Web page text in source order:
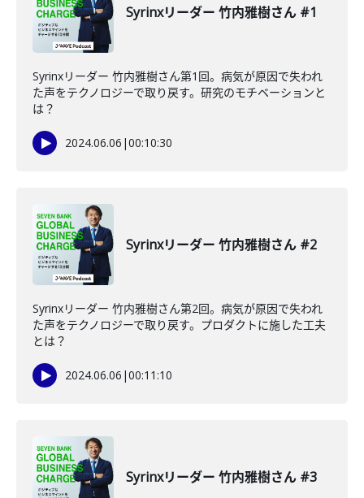
Syrinxリーダー 竹内雅樹さん #1
Syrinxリーダー 竹内雅樹さん第1回。病気が原因で失われ
た声をテクノロジーで取り戻す。研究のモチベーションと
は？
2024.06.06 |00:10:30
Syrinxリーダー 竹内雅樹さん #2
Syrinxリーダー 竹内雅樹さん第2回。病気が原因で失われ
た声をテクノロジーで取り戻す。プロダクトに施した工夫
とは？
2024.06.06 |00:11:10
Syrinxリーダー 竹内雅樹さん #3